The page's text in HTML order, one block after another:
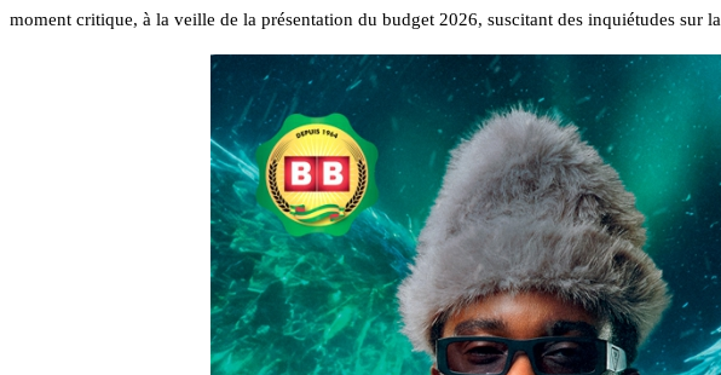
moment critique, à la veille de la présentation du budget 2026, suscitant des inquiétudes sur